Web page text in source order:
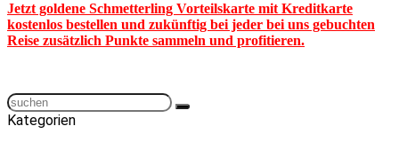
Jetzt goldene Schmetterling Vorteilskarte mit Kreditkarte
kostenlos bestellen und zukünftig bei jeder bei uns gebuchten
Reise zusätzlich Punkte sammeln und profitieren.
Kategorien